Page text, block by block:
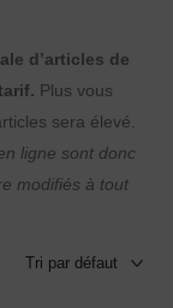
d’articles de
Plus vous
sera élevé.
ligne sont donc
modifiés à tout